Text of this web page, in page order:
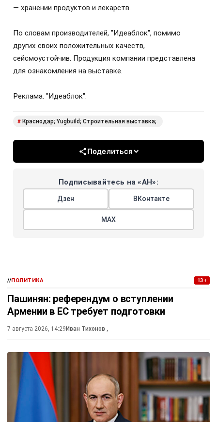
— хранении продуктов и лекарств.
По словам производителей, "Идеаблок", помимо
других своих положительных качеств,
сейсмоустойчив. Продукция компании представлена
для ознакомления на выставке.
Реклама. "Идеаблок".
# Краснодар; Yugbuild; Строительная выставка;
Поделиться
Подписывайтесь на «АН»:
Дзен ВКонтакте
МАХ
//ПОЛИТИКА 13+
Пашинян: референдум о вступлении
Армении в ЕС требует подготовки
7 августа 2026, 14:29 Иван Тихонов ,